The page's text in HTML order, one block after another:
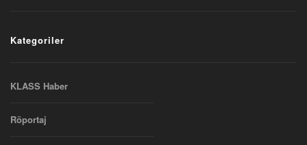
Kategoriler
KLASS Haber
Röportaj